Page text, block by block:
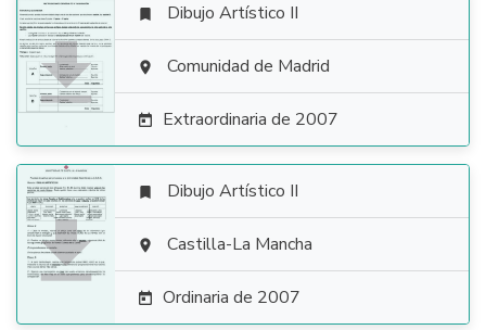

 Dibujo Artístico II
 Comunidad de Madrid
 Extraordinaria de 2007

 Dibujo Artístico II
 Castilla-La Mancha
 Ordinaria de 2007